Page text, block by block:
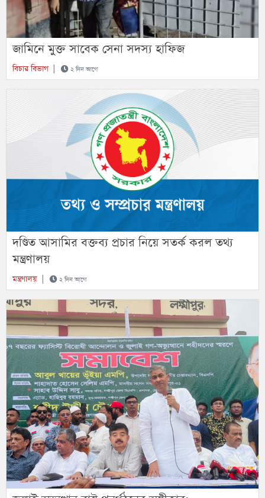
জামিনে মুক্ত সাবেক সেনা সদস্য হাফিজ
বিচার বিভাগ ২ দিন আগে
দণ্ডিত আসামির বক্তব্য প্রচার নিয়ে সতর্ক করল তথ্য
মন্ত্রণালয়
মন্ত্রণালয় ২ দিন আগে